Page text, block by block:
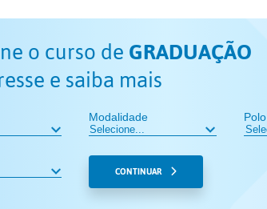
o curso deGRADUAÇÃO
e saiba mais
Modalidade Polo
CONTINUAR